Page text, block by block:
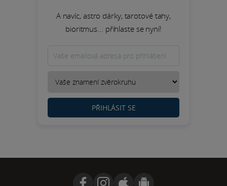
A navíc, astro dárky, tarotové tahy,
bioritmus... přihlaste se nyní!
PŘIHLÁSIT SE